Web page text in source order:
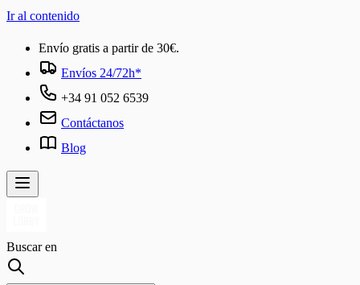
Ir al contenido
Envío gratis a partir de 30€.
Envíos 24/72h*
+34 91 052 6539
Contáctanos
Blog
Buscar en